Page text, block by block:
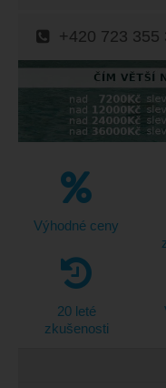
+420 723 355
Výhodné ceny
20 leté
zkušenosti